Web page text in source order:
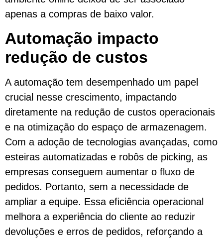
apenas a compras de baixo valor.
Automação impacto
redução de custos
A automação tem desempenhado um papel
crucial nesse crescimento, impactando
diretamente na redução de custos operacionais
e na otimização do espaço de armazenagem.
Com a adoção de tecnologias avançadas, como
esteiras automatizadas e robôs de picking, as
empresas conseguem aumentar o fluxo de
pedidos. Portanto, sem a necessidade de
ampliar a equipe. Essa eficiência operacional
melhora a experiência do cliente ao reduzir
devoluções e erros de pedidos, reforçando a